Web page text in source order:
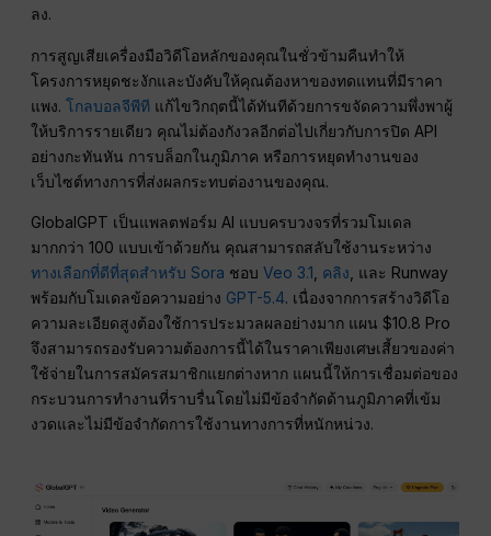
ลง.
การสูญเสียเครื่องมือวิดีโอหลักของคุณในชั่วข้ามคืนทำให้
โครงการหยุดชะงักและบังคับให้คุณต้องหาของทดแทนที่มีราคา
แพง.โกลบอลจีพีที แก้ไขวิกฤตนี้ได้ทันทีด้วยการขจัดความพึ่งพาผู้
ให้บริการรายเดียว คุณไม่ต้องกังวลอีกต่อไปเกี่ยวกับการปิด API
อย่างกะทันหัน การบล็อกในภูมิภาค หรือการหยุดทำงานของ
เว็บไซต์ทางการที่ส่งผลกระทบต่องานของคุณ.
GlobalGPT เป็นแพลตฟอร์ม AI แบบครบวงจรที่รวมโมเดล
มากกว่า 100 แบบเข้าด้วยกัน คุณสามารถสลับใช้งานระหว่าง
ทางเลือกที่ดีที่สุดสำหรับ Sora ชอบVeo 3.1 คลิง , และ Runway
พร้อมกับโมเดลข้อความอย่าง GPT-5.4. เนื่องจากการสร้างวิดีโอ
ความละเอียดสูงต้องใช้การประมวลผลอย่างมาก แผน $10.8 Pro
จึงสามารถรองรับความต้องการนี้ได้ในราคาเพียงเศษเสี้ยวของค่า
ใช้จ่ายในการสมัครสมาชิกแยกต่างหาก แผนนี้ให้การเชื่อมต่อของ
กระบวนการทำงานที่ราบรื่นโดยไม่มีข้อจำกัดด้านภูมิภาคที่เข้ม
งวดและไม่มีข้อจำกัดการใช้งานทางการที่หนักหน่วง.